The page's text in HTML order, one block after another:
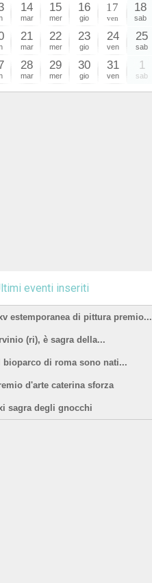
14
mar
15
mer
16
gio
17
ven
18
sab
21
mar
22
mer
23
gio
24
ven
25
sab
28
mar
29
mer
30
gio
31
ven
1
sab
eventi inseriti
estemporanea di pittura premio...
(ri), è sagra della...
bioparco di roma sono nati...
d'arte caterina sforza
sagra degli gnocchi